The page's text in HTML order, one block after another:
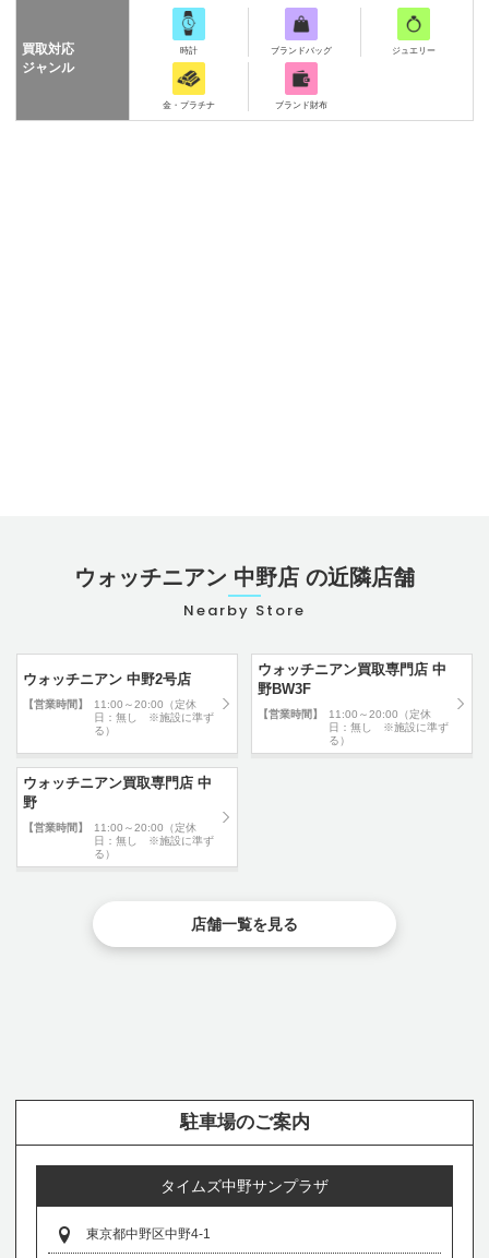
買取対応
ジャンル
時計 ブランドバッグ ジュエリー
金・プラチナ ブランド財布
ウォッチニアン 中野店 の近隣店舗
Nearby Store
ウォッチニアン 中野2号店
【営業時間】
11:00～20:00（定休
日：無し ※施設に準ず
る）
ウォッチニアン買取専門店 中
野BW3F
【営業時間】
11:00～20:00（定休
日：無し ※施設に準ず
る）
ウォッチニアン買取専門店 中
野
【営業時間】
11:00～20:00（定休
日：無し ※施設に準ず
る）
店舗一覧を見る
駐車場のご案内
タイムズ中野サンプラザ
東京都中野区中野4-1